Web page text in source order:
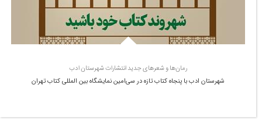
رمان‌ها و شعرهای جدید انتشارات شهرستان ادب
شهرستان ادب با پنجاه کتاب تازه در سی‌امین نمایشگاه بین المللی کتاب تهران